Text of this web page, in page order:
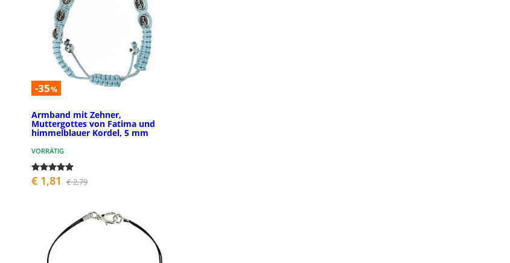
-35%
Armband mit Zehner,
Muttergottes von Fatima und
himmelblauer Kordel, 5 mm
VORRÄTIG
€ 1,81 € 2,79